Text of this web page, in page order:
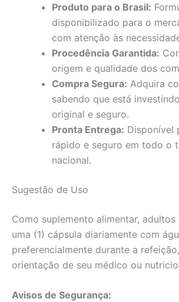
Produto para o Brasil:
disponibilizado para o
com atenção às
Procedência Garantida:
origem e qualidade dos
Compra Segura: Adquira
sabendo que está
original e seguro.
Pronta Entrega: Disponível
rápido e seguro em todo o
nacional.
Sugestão de Uso
Como suplemento alimentar,
uma (1) cápsula diariamente com
preferencialmente durante a
orientação de seu médico ou
Avisos de Segurança: